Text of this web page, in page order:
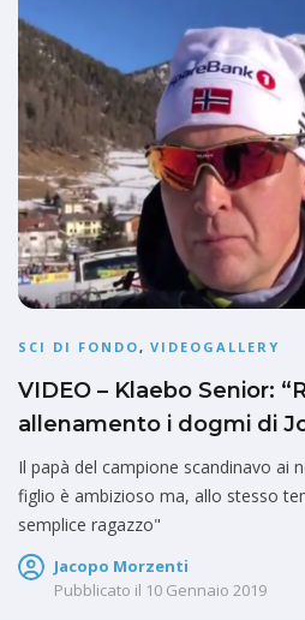
SCI DI FONDO, VIDEOGALLERY
VIDEO – Klaebo Senior:
allenamento i dogmi di
Il papà del campione scandinavo ai
figlio è ambizioso ma, allo stesso
semplice ragazzo"
Jacopo Morzenti
Pubblicato il 10 Gennaio 2019